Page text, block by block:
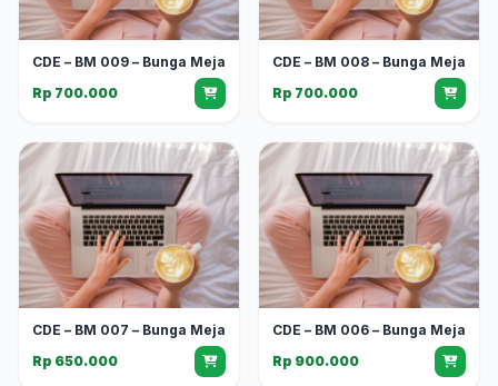
CDE – BM 009 – Bunga Meja
Rp 700.000
CDE – BM 008 – Bunga Meja
Rp 700.000
CDE – BM 007 – Bunga Meja
Rp 650.000
CDE – BM 006 – Bunga Meja
Rp 900.000